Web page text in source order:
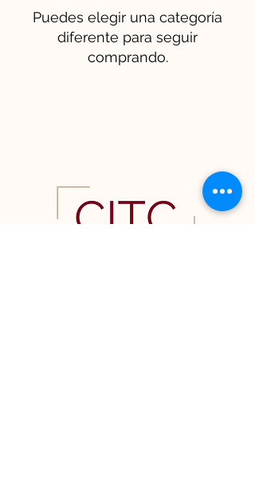
Puedes elegir una categoría
diferente para seguir
comprando.